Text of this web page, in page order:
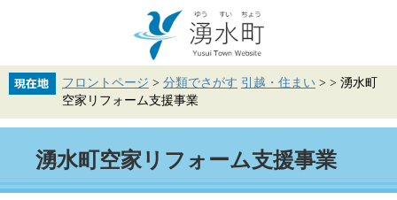
先
す。
を
し
フロントページ > 分類でさがす 引越・住まい > > 湧水町
空家リフォーム支援事業
湧水町空家リフォーム支援事業